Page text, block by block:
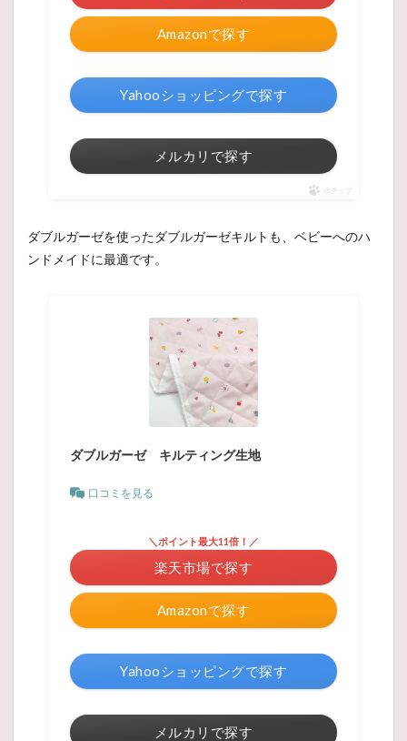
Amazonで探す
Yahooショッピングで探す
メルカリで探す
ポチップ
ダブルガーゼを使ったダブルガーゼキルトも、ベビーへのハ
ンドメイドに最適です。
ダブルガーゼ キルティング生地
口コミを見る
Amazonで探す
＼ポイント最大11倍！／
楽天市場で探す
Yahooショッピングで探す
メルカリで探す